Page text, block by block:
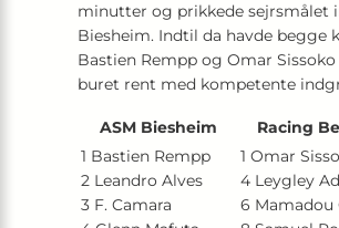
minutter og prikkede sejrsmålet
Biesheim. Indtil da havde begge
Bastien Rempp og Omar
buret rent med kompetente
ASM Biesheim
Racing
1 Bastien Rempp
2 Leandro Alves
3 F. Camara
1 Omar
4 Leygley
6 Mamadou